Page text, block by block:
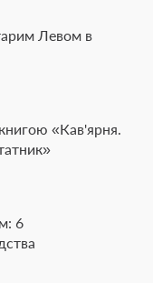
Левом в
«Кав'ярня.
6